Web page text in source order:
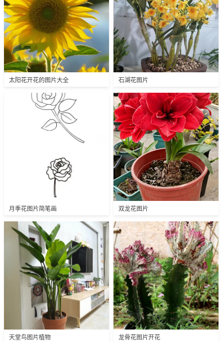
太阳花开花的图片大全 石湖花图片
月季花图片简笔画 双龙花图片
天堂鸟图片植物 龙骨花图片开花